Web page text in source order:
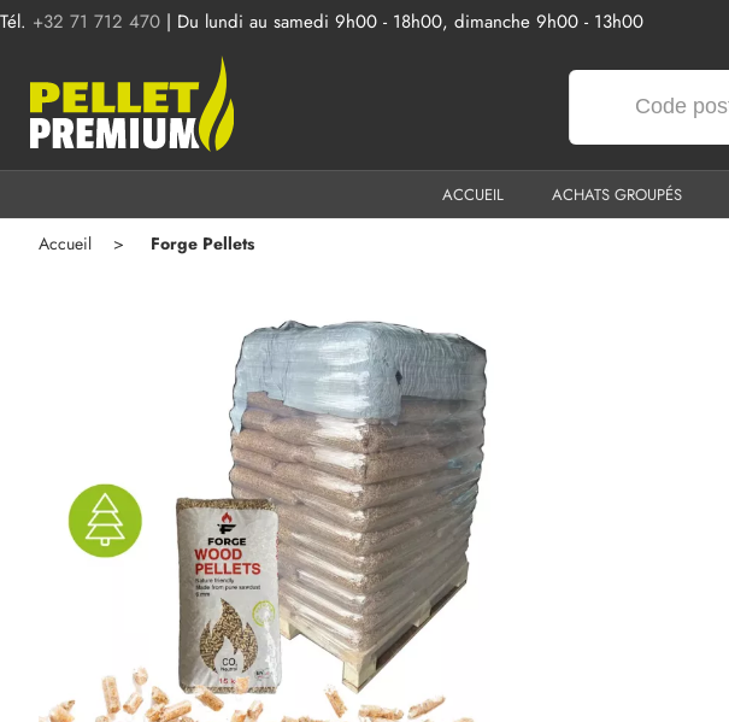
Tél. +32 71 712 470 | Du lundi au samedi 9h00 - 18h00, dimanche 9h00 - 13h00
ACCUEIL ACHATS GROUPÉS
Accueil Forge Pellets